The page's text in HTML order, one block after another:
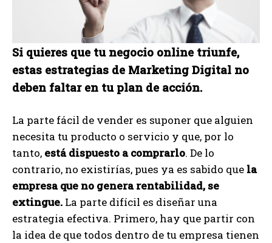
Si quieres que tu negocio online triunfe,
estas estrategias de Marketing Digital no
deben faltar en tu plan de acción.
La parte fácil de vender es suponer que alguien
necesita tu producto o servicio y que, por lo
tanto, está dispuesto a comprarlo. De lo
contrario, no existirías, pues ya es sabido que la
empresa que no genera rentabilidad, se
extingue. La parte difícil es diseñar una
estrategia efectiva. Primero, hay que partir con
la idea de que todos dentro de tu empresa tienen